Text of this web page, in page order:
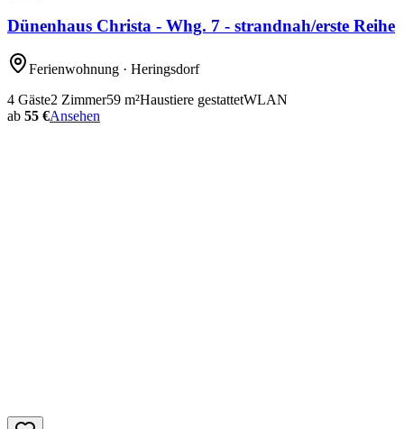
Dünenhaus Christa - Whg. 7 - strandnah/erste Reihe
Ferienwohnung · Heringsdorf
4 Gäste2 Zimmer59 m²Haustiere gestattetWLAN
ab 55 €Ansehen